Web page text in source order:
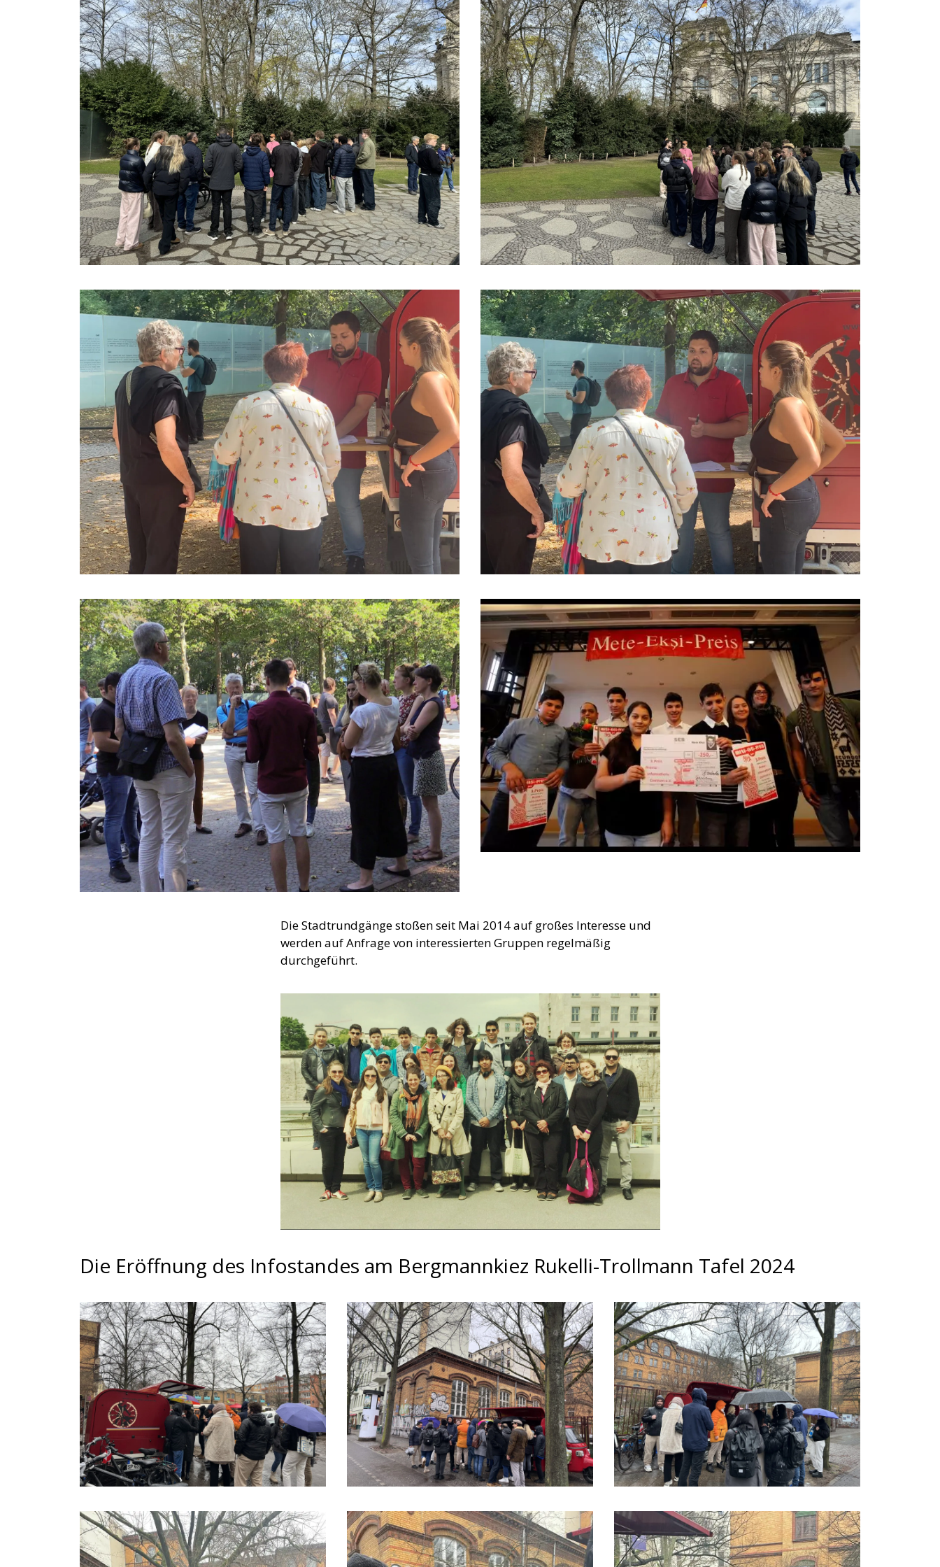
Die Stadtrundgänge stoßen seit Mai 2014 auf großes Interesse und
werden auf Anfrage von interessierten Gruppen regelmäßig
durchgeführt.
Die Eröffnung des Infostandes am Bergmannkiez Rukelli-Trollmann Tafel 2024